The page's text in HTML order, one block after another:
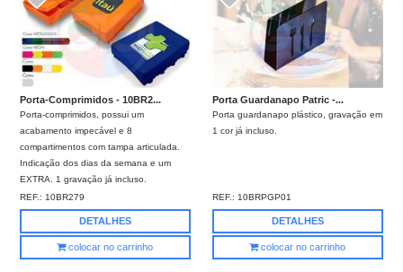
Porta-Comprimidos - 10BR2...
Porta-comprimidos, possui um
acabamento impecável e 8
compartimentos com tampa articulada.
Indicação dos dias da semana e um
EXTRA. 1 gravação já incluso.
REF.: 10BR279
DETALHES
colocar no carrinho
Porta Guardanapo Patric -...
Porta guardanapo plástico, gravação em
1 cor já incluso.
REF.: 10BRPGP01
DETALHES
colocar no carrinho